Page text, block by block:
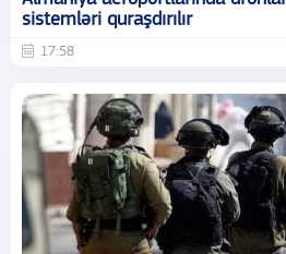
sistemləri quraşdırılır
17:58